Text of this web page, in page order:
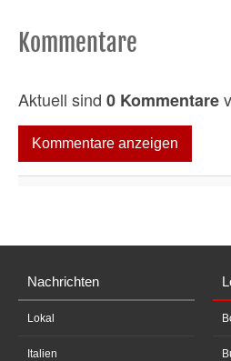
Kommentare
Aktuell sind 0 Kommentare
Kommentare anzeigen
Nachrichten
Lokal
Italien